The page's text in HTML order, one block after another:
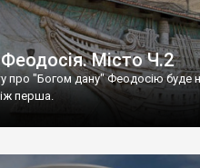
Місто Ч.2
про "Богом дану" Феодосію буде
перша.